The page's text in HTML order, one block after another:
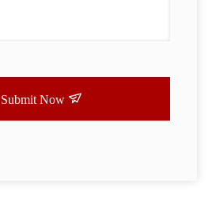
Submit Now